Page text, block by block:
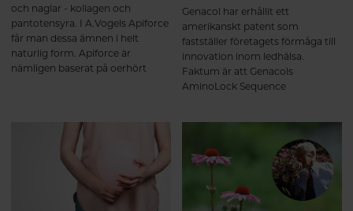
och naglar - kollagen och
pantotensyra. I A.Vogels Apiforce
får man dessa ämnen i helt
naturlig form. Apiforce är
nämligen baserat på oerhört
Genacol har erhållit ett
amerikanskt patent som
fastställer företagets förmåga till
innovation inom ledhälsa.
Faktum är att Genacols
AminoLock Sequence
kollagenproduktionsmetoder på
marknaden. Häng med så